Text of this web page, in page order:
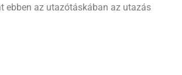
ebben az utazótáskában az utazás